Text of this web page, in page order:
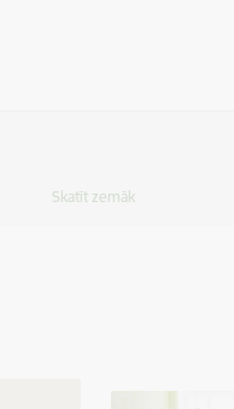
Skatīt zemāk